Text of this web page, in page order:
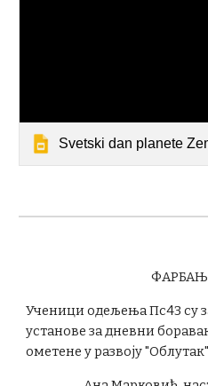
Svetski dan planete
Ученици одељења Пс43 су
установе за дневни
ометене у развоју